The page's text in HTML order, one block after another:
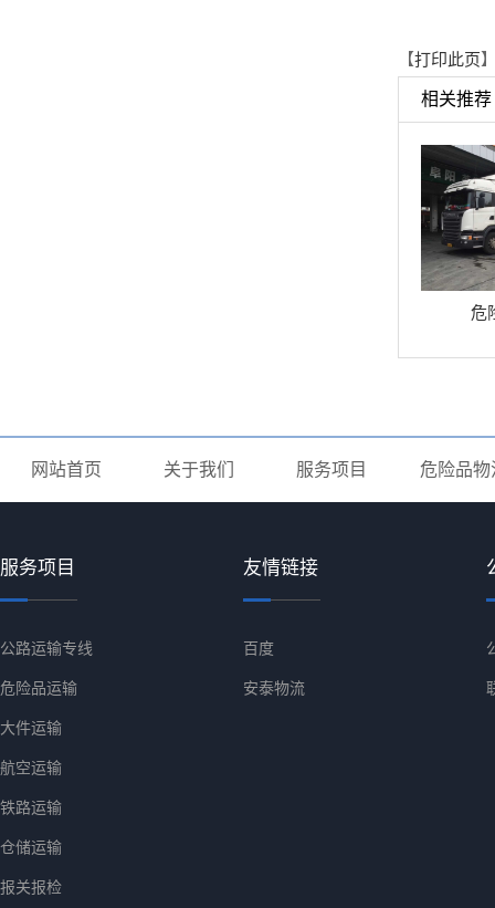
【打印此页
相关推荐
危
网站首页 关于我们 服务项目 危险品物
服务项目
公路运输专线
危险品运输
大件运输
航空运输
铁路运输
仓储运输
报关报检
友情链接
百度
安泰物流